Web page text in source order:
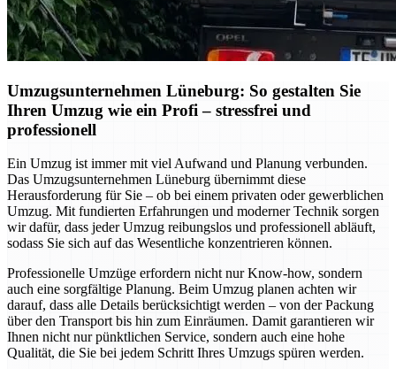
Umzugsunternehmen Lüneburg: So gestalten Sie
Ihren Umzug wie ein Profi – stressfrei und
professionell
Ein Umzug ist immer mit viel Aufwand und Planung verbunden.
Das Umzugsunternehmen Lüneburg übernimmt diese
Herausforderung für Sie – ob bei einem privaten oder gewerblichen
Umzug. Mit fundierten Erfahrungen und moderner Technik sorgen
wir dafür, dass jeder Umzug reibungslos und professionell abläuft,
sodass Sie sich auf das Wesentliche konzentrieren können.
Professionelle Umzüge erfordern nicht nur Know-how, sondern
auch eine sorgfältige Planung. Beim Umzug planen achten wir
darauf, dass alle Details berücksichtigt werden – von der Packung
über den Transport bis hin zum Einräumen. Damit garantieren wir
Ihnen nicht nur pünktlichen Service, sondern auch eine hohe
Qualität, die Sie bei jedem Schritt Ihres Umzugs spüren werden.